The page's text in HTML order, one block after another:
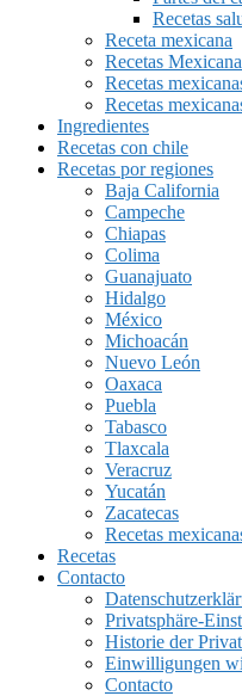
Recetas
Receta mexicana
Recetas
Recetas
Recetas
Ingredientes
Recetas con chile
Recetas por regiones
Baja California
Campeche
Chiapas
Colima
Guanajuato
Hidalgo
México
Michoacán
Nuevo León
Oaxaca
Puebla
Tabasco
Tlaxcala
Veracruz
Yucatán
Zacatecas
Recetas
Recetas
Contacto
Privatsphäre-
Historie der
Einwilligungen
Contacto